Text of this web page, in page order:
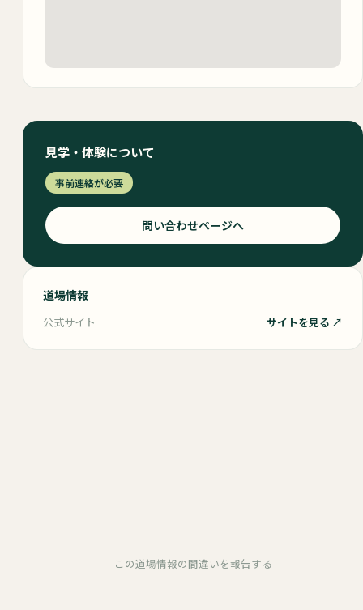
見学・体験について
事前連絡が必要
問い合わせページへ
道場情報
公式サイト サイトを見る ↗
この道場情報の間違いを報告する